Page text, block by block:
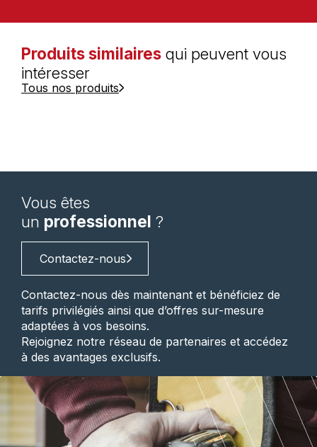
Produits similaires qui peuvent vous
intéresser
Tous nos produits
Vous êtes
un professionnel ?
Contactez-nous
Contactez-nous dès maintenant et bénéficiez de
tarifs privilégiés ainsi que d’offres sur-mesure
adaptées à vos besoins.
Rejoignez notre réseau de partenaires et accédez
à des avantages exclusifs.